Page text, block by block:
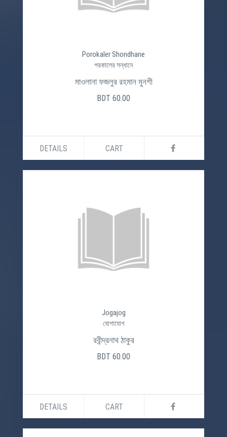
Porokaler Shondhane
পরকালের সন্ধানে
মাওলানা ফজলুর রহমান মুনশী
BDT 60.00
DETAILS CART
Jogajog
যোগাযোগ
রবীন্দ্রনাথ ঠাকুর
BDT 60.00
DETAILS CART